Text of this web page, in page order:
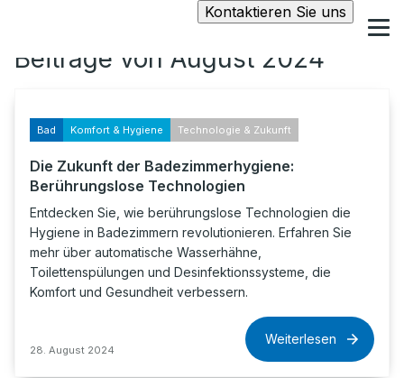
Kontaktieren Sie uns
Beiträge von August 2024
Bad Komfort & Hygiene Technologie & Zukunft
Die Zukunft der Badezimmerhygiene:
Berührungslose Technologien
Entdecken Sie, wie berührungslose Technologien die
Hygiene in Badezimmern revolutionieren. Erfahren Sie
mehr über automatische Wasserhähne,
Toilettenspülungen und Desinfektionssysteme, die
Komfort und Gesundheit verbessern.
28. August 2024
Weiterlesen